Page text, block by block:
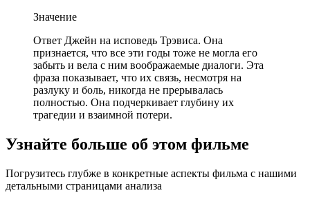
Значение
Ответ Джейн на исповедь Трэвиса. Она
признается, что все эти годы тоже не могла его
забыть и вела с ним воображаемые диалоги. Эта
фраза показывает, что их связь, несмотря на
разлуку и боль, никогда не прерывалась
полностью. Она подчеркивает глубину их
трагедии и взаимной потери.
Узнайте больше об этом фильме
Погрузитесь глубже в конкретные аспекты фильма с нашими
детальными страницами анализа